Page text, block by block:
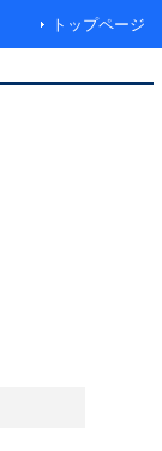
トップページ